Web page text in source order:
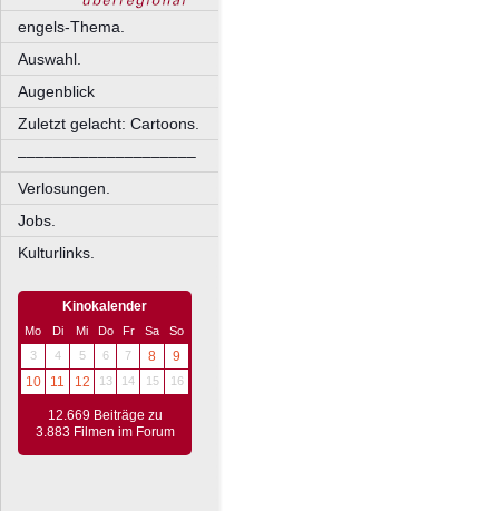
engels-Thema.
Auswahl.
Augenblick
Zuletzt gelacht: Cartoons.
––––––––––––––––––––
Verlosungen.
Jobs.
Kulturlinks.
Kinokalender
Mo Di Mi Do Fr Sa
So
3
4 5 6 7 8
9
10
11 12 13 14 15 16
12.669 Beiträge zu
3.883 Filmen im Forum